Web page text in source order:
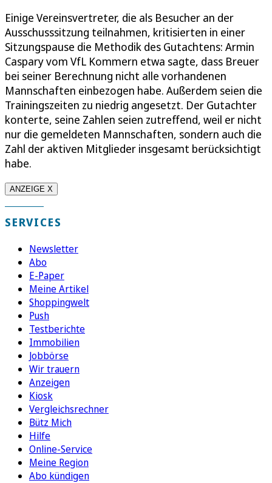
Einige Vereinsvertreter, die als Besucher an der
Ausschusssitzung teilnahmen, kritisierten in einer
Sitzungspause die Methodik des Gutachtens: Armin
Caspary vom VfL Kommern etwa sagte, dass Breuer
bei seiner Berechnung nicht alle vorhandenen
Mannschaften einbezogen habe. Außerdem seien die
Trainingszeiten zu niedrig angesetzt. Der Gutachter
konterte, seine Zahlen seien zutreffend, weil er nicht
nur die gemeldeten Mannschaften, sondern auch die
Zahl der aktiven Mitglieder insgesamt berücksichtigt
habe.
ANZEIGE X
SERVICES
Newsletter
Abo
E-Paper
Meine Artikel
Shoppingwelt
Push
Testberichte
Immobilien
Jobbörse
Wir trauern
Anzeigen
Kiosk
Vergleichsrechner
Bütz Mich
Hilfe
Online-Service
Meine Region
Abo kündigen